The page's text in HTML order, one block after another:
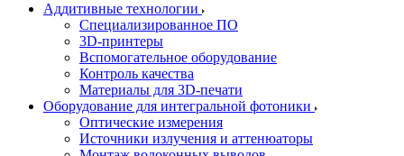
Аддитивные технологии
Специализированное ПО
3D-принтеры
Вспомогательное оборудование
Контроль качества
Материалы для 3D-печати
Оборудование для интегральной фотоники
Оптические измерения
Источники излучения и аттенюаторы